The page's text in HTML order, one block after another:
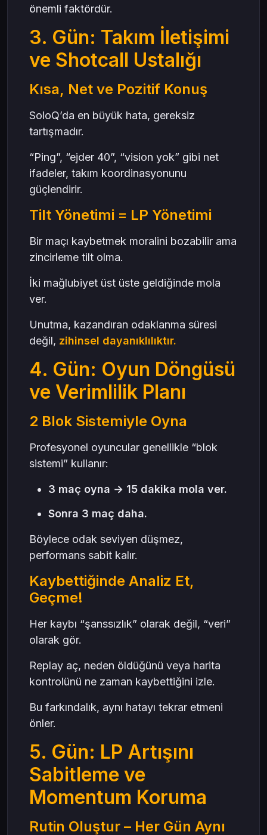
önemli faktördür.
3. Gün: Takım İletişimi
ve Shotcall Ustalığı
Kısa, Net ve Pozitif Konuş
SoloQ’da en büyük hata, gereksiz
tartışmadır.
“Ping”, “ejder 40”, “vision yok” gibi net
ifadeler, takım koordinasyonunu
güçlendirir.
Tilt Yönetimi = LP Yönetimi
Bir maçı kaybetmek moralini bozabilir ama
zincirleme tilt olma.
İki mağlubiyet üst üste geldiğinde mola
ver.
Unutma, kazandıran odaklanma süresi
değil, zihinsel dayanıklılıktır.
4. Gün: Oyun Döngüsü
ve Verimlilik Planı
2 Blok Sistemiyle Oyna
Profesyonel oyuncular genellikle “blok
sistemi” kullanır:
3 maç oyna → 15 dakika mola ver.
Sonra 3 maç daha.
Böylece odak seviyen düşmez,
performans sabit kalır.
Kaybettiğinde Analiz Et,
Geçme!
Her kaybı “şanssızlık” olarak değil, “veri”
olarak gör.
Replay aç, neden öldüğünü veya harita
kontrolünü ne zaman kaybettiğini izle.
Bu farkındalık, aynı hatayı tekrar etmeni
önler.
5. Gün: LP Artışını
Sabitleme ve
Momentum Koruma
Rutin Oluştur – Her Gün Aynı